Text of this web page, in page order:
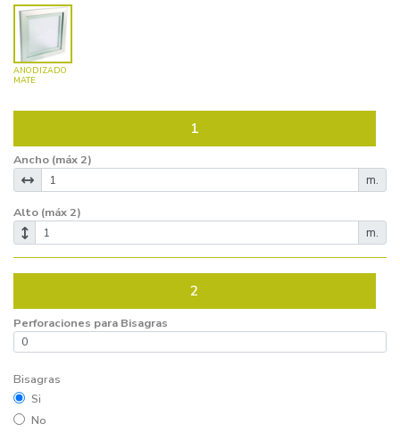
ANODIZADO
MATE
1
Ancho (máx 2)
m.
Alto (máx 2)
m.
2
Perforaciones para Bisagras
Bisagras
Si
No